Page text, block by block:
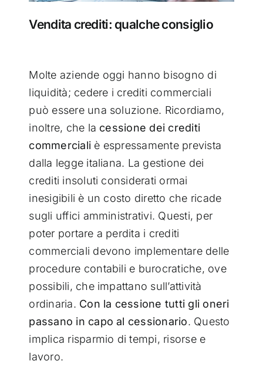
Vendita crediti: qualche consiglio
Molte aziende oggi hanno bisogno di
liquidità; cedere i crediti commerciali
può essere una soluzione. Ricordiamo,
inoltre, che la cessione dei crediti
commerciali è espressamente prevista
dalla legge italiana. La gestione dei
crediti insoluti considerati ormai
inesigibili è un costo diretto che ricade
sugli uffici amministrativi. Questi, per
poter portare a perdita i crediti
commerciali devono implementare delle
procedure contabili e burocratiche, ove
possibili, che impattano sull’attività
ordinaria. Con la cessione tutti gli oneri
passano in capo al cessionario. Questo
implica risparmio di tempi, risorse e
lavoro.